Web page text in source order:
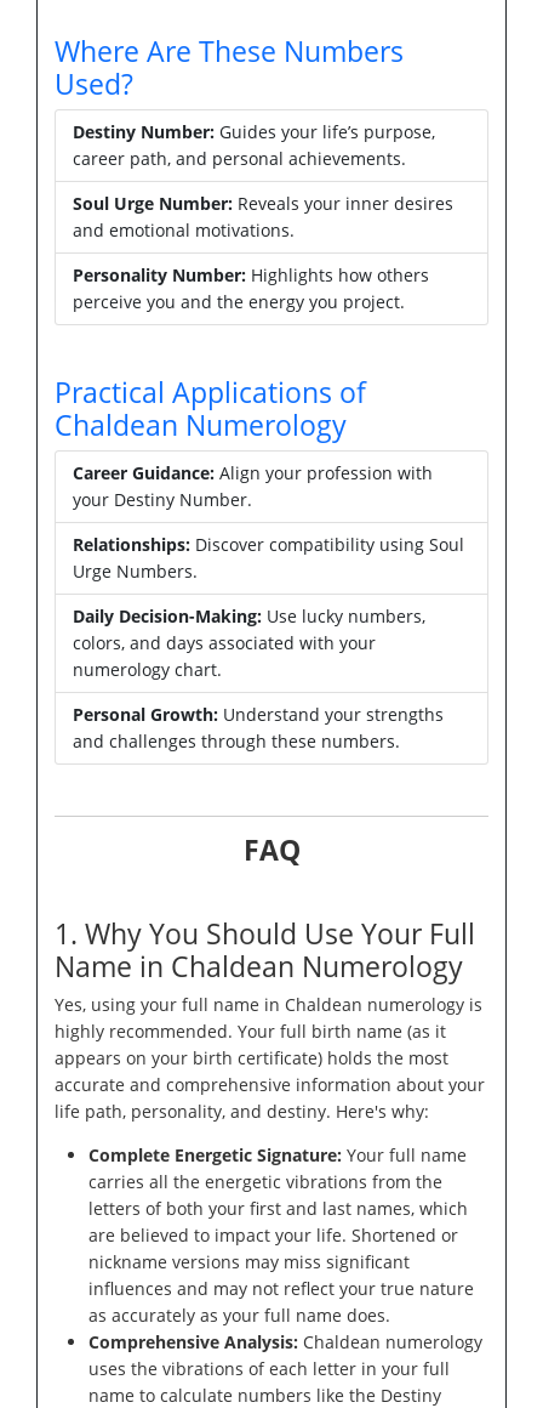
Where Are These Numbers
Used?
Destiny Number: Guides your life’s purpose,
career path, and personal achievements.
Soul Urge Number: Reveals your inner desires
and emotional motivations.
Personality Number: Highlights how others
perceive you and the energy you project.
Practical Applications of
Chaldean Numerology
Career Guidance: Align your profession with
your Destiny Number.
Relationships: Discover compatibility using Soul
Urge Numbers.
Daily Decision-Making: Use lucky numbers,
colors, and days associated with your
numerology chart.
Personal Growth: Understand your strengths
and challenges through these numbers.
FAQ
1. Why You Should Use Your Full
Name in Chaldean Numerology
Yes, using your full name in Chaldean numerology is
highly recommended. Your full birth name (as it
appears on your birth certificate) holds the most
accurate and comprehensive information about your
life path, personality, and destiny. Here's why:
Complete Energetic Signature: Your full name
carries all the energetic vibrations from the
letters of both your first and last names, which
are believed to impact your life. Shortened or
nickname versions may miss significant
influences and may not reflect your true nature
as accurately as your full name does.
Comprehensive Analysis: Chaldean numerology
uses the vibrations of each letter in your full
name to calculate numbers like the Destiny